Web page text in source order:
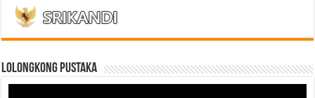
LOLONGKONG PUSTAKA